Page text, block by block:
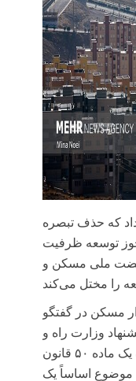
که حذف تبصره
مجوز توسعه ظرفیت
ملی مسکن و
مسکن در گفتگو
وزارت راه و
شهرسازی مبنی بر حذف تبصره یک ماده ۵۰ قانون
موضوع اساساً یک